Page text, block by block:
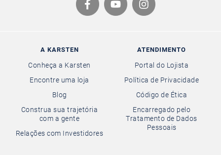
A KARSTEN
Conheça a Karsten
Encontre uma loja
Blog
Construa sua trajetória
com a gente
Relações com Investidores
ATENDIMENTO
Portal do Lojista
Política de Privacidade
Código de Ética
Encarregado pelo
Tratamento de Dados
Pessoais